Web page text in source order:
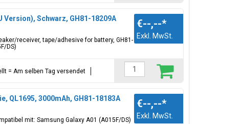
Alle verfügbarenSamsung Galaxy A Modelle
Version), Schwarz, GH81-18209A
receiver, tape/adhesive for battery, GH81-
DS)
€--,--*
Exkl. MwSt.
= Am selben Tag versendet
QL1695, 3000mAh, GH81-18183A
mit: Samsung Galaxy A01 (A015F/DS)
€--,--*
Exkl. MwSt.